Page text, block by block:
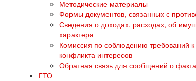
Методические материалы
Формы документов, связанных с
Сведения о доходах, расходах, об
характера
Комиссия по соблюдению требований
конфликта интересов
Обратная связь для сообщений о
ГТО